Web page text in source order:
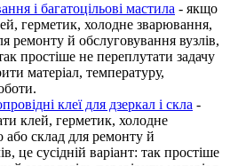
і багатоцільові мастила - якщо
герметик, холодне зварювання,
ремонту й обслуговування вузлів,
простіше не переплутати задачу
матеріал, температуру,
клеї для дзеркал і скла -
клей, герметик, холодне
склад для ремонту й
це сусідній варіант: так простіше